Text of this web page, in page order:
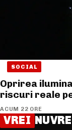
SOCIAL
Oprirea
riscuri reale
ACUM 22 ORE
VREI